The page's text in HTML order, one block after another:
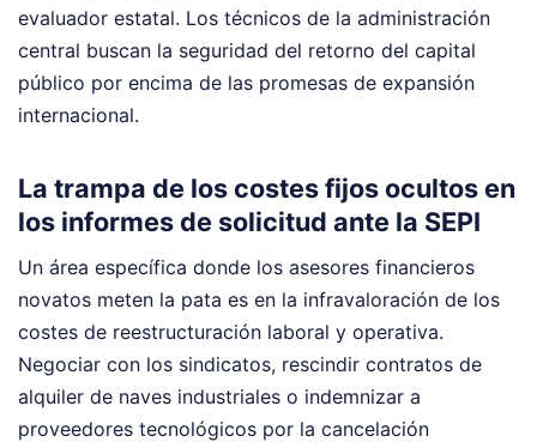
evaluador estatal. Los técnicos de la administración
central buscan la seguridad del retorno del capital
público por encima de las promesas de expansión
internacional.
La trampa de los costes fijos ocultos en
los informes de solicitud ante la SEPI
Un área específica donde los asesores financieros
novatos meten la pata es en la infravaloración de los
costes de reestructuración laboral y operativa.
Negociar con los sindicatos, rescindir contratos de
alquiler de naves industriales o indemnizar a
proveedores tecnológicos por la cancelación